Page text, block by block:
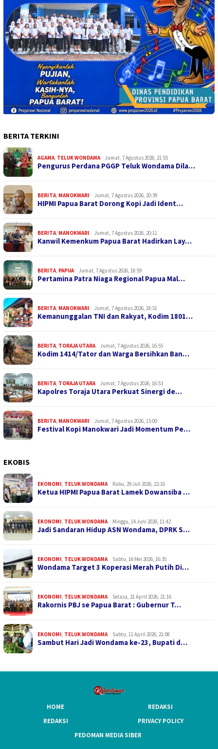
BERITA TERKINI
AGAMA TELUK WONDAMA Jumat, 7 Agustus 2026, 21:55
Pengurus Perdana PGGP Teluk Wondama Dila…
BERITA MANOKWARI Jumat, 7 Agustus 2026, 20:39
HIPMI Papua Barat Dorong Kopi Jadi Ident…
BERITA MANOKWARI Jumat, 7 Agustus 2026, 20:11
Kanwil Kemenkum Papua Barat Hadirkan Lay…
BERITA PAPUA Jumat, 7 Agustus 2026, 18:59
Pertamina Patra Niaga Regional Papua Mal…
BERITA MANOKWARI Jumat, 7 Agustus 2026, 18:51
Kemanunggalan TNI dan Rakyat, Kodim 1801…
BERITA TORAJA UTARA Jumat, 7 Agustus 2026, 16:55
Kodim 1414/Tator dan Warga Bersihkan Ban…
BERITA TORAJA UTARA Jumat, 7 Agustus 2026, 16:53
Kapolres Toraja Utara Perkuat Sinergi de…
BERITA MANOKWARI Jumat, 7 Agustus 2026, 15:00
Festival Kopi Manokwari Jadi Momentum Pe…
EKOBIS
EKONOMI TELUK WONDAMA Rabu, 29 Juli 2026, 22:16
Ketua HIPMI Papua Barat Lamek Dowansiba …
EKONOMI TELUK WONDAMA Minggu, 14 Juni 2026, 11:42
Jadi Sandaran Hidup ASN Wondama, DPRK S…
EKONOMI TELUK WONDAMA Sabtu, 16 Mei 2026, 16:35
Wondama Target 3 Koperasi Merah Putih Di…
EKONOMI TELUK WONDAMA Selasa, 21 April 2026, 21:16
Rakornis PBJ se Papua Barat : Gubernur T…
EKONOMI TELUK WONDAMA Sabtu, 11 April 2026, 21:08
Sambut Hari Jadi Wondama ke-23, Bupati d…
HOME
REDAKSI
REDAKSI
PRIVACY POLICY
PEDOMAN MEDIA SIBER